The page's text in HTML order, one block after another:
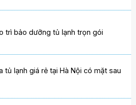
trì bảo dưỡng tủ lạnh trọn gói
tủ lạnh giá rẻ tại Hà Nội có mặt sau